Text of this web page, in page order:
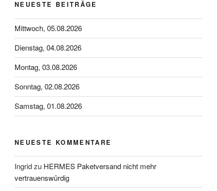
NEUESTE BEITRÄGE
Mittwoch, 05.08.2026
Dienstag, 04.08.2026
Montag, 03.08.2026
Sonntag, 02.08.2026
Samstag, 01.08.2026
NEUESTE KOMMENTARE
Ingridzu HERMES Paketversand nicht mehr
vertrauenswürdig